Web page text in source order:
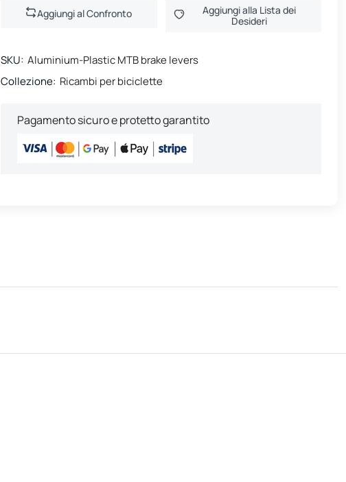
Aggiungi al Confronto
Aggiungi alla Lista dei
Desideri
SKU: Aluminium-Plastic MTB brake levers
Collezione: Ricambi per biciclette
Pagamento sicuro e protetto garantito